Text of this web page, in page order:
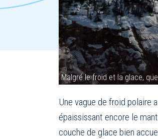
Malgré le froid et la glace,
Une vague de froid polaire
épaississant encore le
couche de glace bien